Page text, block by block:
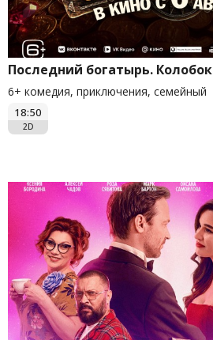
Последний богатырь. Колобок
6+ комедия, приключения, семейный
18:50
2D